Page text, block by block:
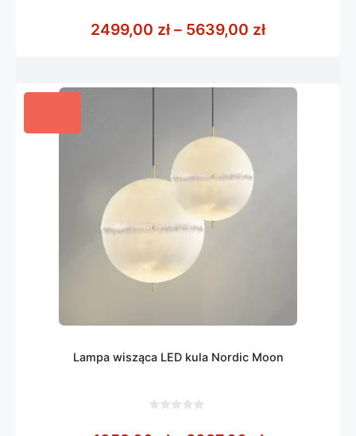
5
2499,00 zł – 5639,00 złZakres cen:
Lampa wisząca LED kula Nordic Moon